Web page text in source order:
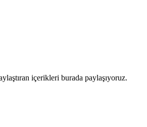
içerikleri burada paylaşıyoruz.